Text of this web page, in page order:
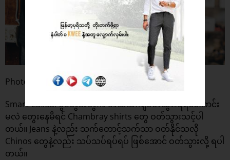
Photo: The Trend Spotter
Smart Casual ပွဲတွေအတွက် ဘယ်အင်္ကျီဝတ်သွားရရင်ကောင်း
မလဲ တွေးနေမိရင် Chambray shirts တွေ ဝတ်သွားသင့်ပါ
တယ်။ Jeans နဲ့လည်း သက်တောင့်သက်သာ ဝတ်နိုင်သလို
Chinos တွေနဲ့လည်း သပ်သပ်ရပ်ရပ် ဖြစ်အောင် ဝတ်သွားလို့ ရပါ
တယ်။